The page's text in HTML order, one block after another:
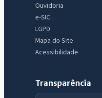
Ouvidoria
e-SIC
LGPD
Mapa do Site
Acessibilidade
Transparência